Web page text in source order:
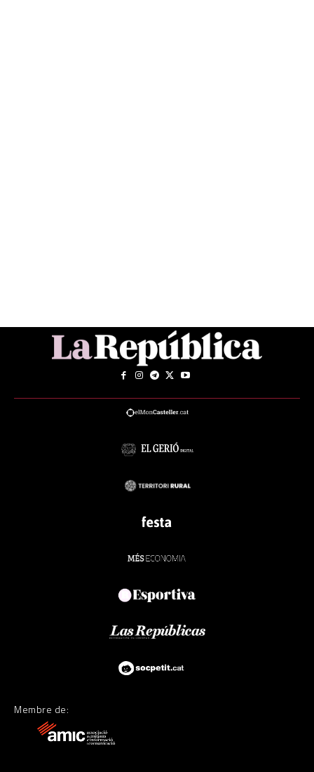
Membre de: